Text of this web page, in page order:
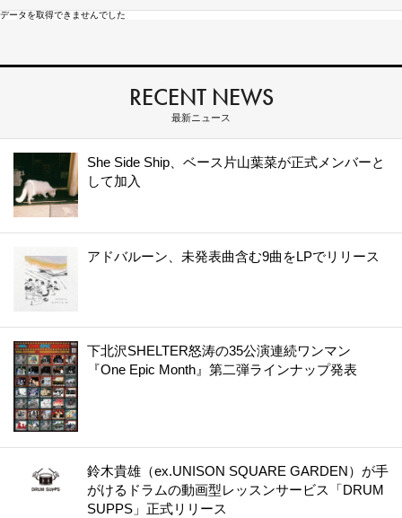
データを取得できませんでした
RECENT NEWS
最新ニュース
She Side Ship、ベース片山葉菜が正式メンバーと
して加入
アドバルーン、未発表曲含む9曲をLPでリリース
下北沢SHELTER怒涛の35公演連続ワンマン
『One Epic Month』第二弾ラインナップ発表
鈴木貴雄（ex.UNISON SQUARE GARDEN）が手
がけるドラムの動画型レッスンサービス「DRUM
SUPPS」正式リリース